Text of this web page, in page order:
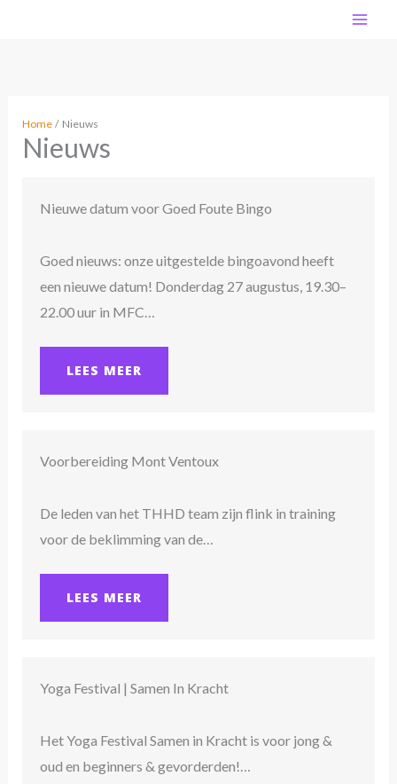
Home Nieuws
Nieuws
Nieuwe datum voor Goed Foute Bingo
Goed nieuws: onze uitgestelde bingoavond heeft
een nieuwe datum! Donderdag 27 augustus, 19.30–
22.00 uur in MFC…
LEES MEER
Voorbereiding Mont Ventoux
De leden van het THHD team zijn flink in training
voor de beklimming van de…
LEES MEER
Yoga Festival | Samen In Kracht
Het Yoga Festival Samen in Kracht is voor jong &
oud en beginners & gevorderden!…